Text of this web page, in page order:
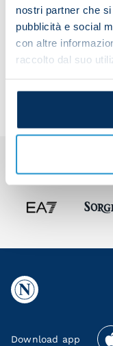
nostri partner che
pubblicità e social
con altre
raccolto dal suo
Share the article
team
Download app